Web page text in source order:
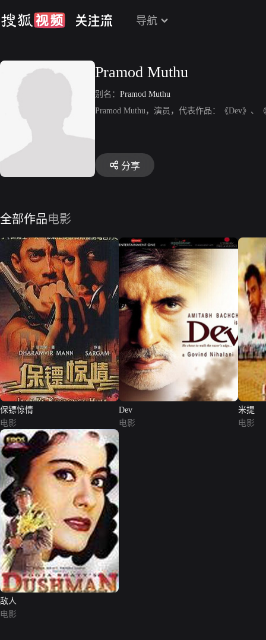
导航
Pramod Muthu
别名： Pramod Muthu
Pramod Muthu，演员，代表作品：《Dev》、
分享
全部作品电影
保镖惊情
电影
Dev
电影
米提
电影
敌人
电影